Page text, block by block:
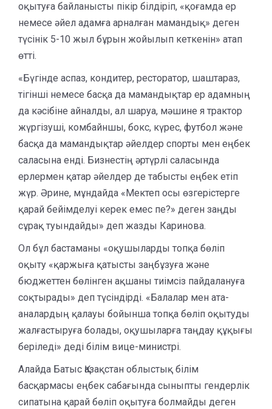
оқытуға байланысты пікір білдіріп, «қоғамда ер
немесе әйел адамға арналған мамандық» деген
түсінік 5-10 жыл бұрын жойылып кеткенін» атап
өтті.
«Бүгінде аспаз, кондитер, ресторатор, шаштараз,
тігінші немесе басқа да мамандықтар ер адамның
да кәсібіне айналды, ал шаруа, мәшине я трактор
жүргізуші, комбайншы, бокс, күрес, футбол және
басқа да мамандықтар әйелдер спорты мен еңбек
саласына енді. Бизнестің әртүрлі саласында
ерлермен қатар әйелдер де табысты еңбек етіп
жүр. Әрине, мұндайда «Мектеп осы өзгерістерге
қарай бейімделуі керек емес пе?» деген заңды
сұрақ туындайды» деп жазды Каринова.
Ол бұл бастаманы «оқушыларды топқа бөліп
оқыту «қаржыға қатысты заңбұзуға және
бюджеттен бөлінген ақшаны тиімсіз пайдалануға
соқтырады» деп түсіндірді. «Балалар мен ата-
аналардың қалауы бойынша топқа бөліп оқытуды
жалғастыруға болады, оқушыларға таңдау құқығы
беріледі» деді білім вице-министрі.
Алайда Батыс Қазақстан облыстық білім
басқармасы еңбек сабағында сыныпты гендерлік
сипатына қарай бөліп оқытуға болмайды деген